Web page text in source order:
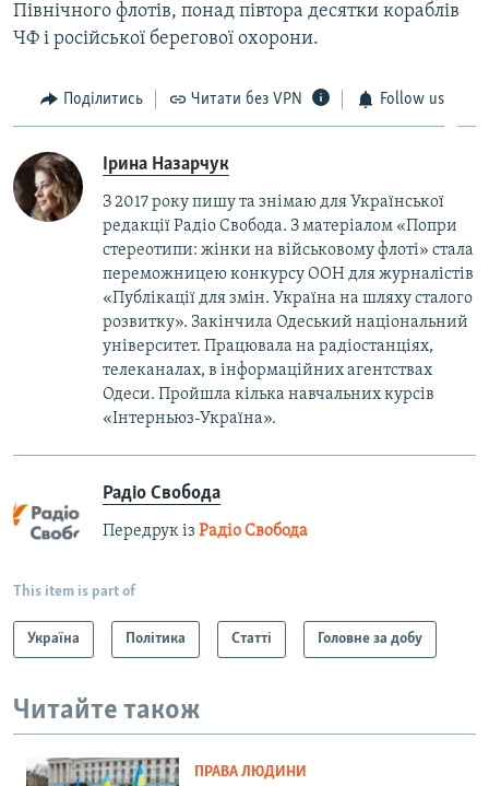
Північного флотів, понад півтора десятки кораблів
ЧФ і російської берегової охорони.
Поділитись Читати без VPN Follow us
Ірина Назарчук
З 2017 року пишу та знімаю для Української
редакції Радіо Свобода. З матеріалом «Попри
стереотипи: жінки на військовому флоті» стала
переможницею конкурсу ООН для журналістів
«Публікації для змін. Україна на шляху сталого
розвитку». Закінчила Одеський національний
університет. Працювала на радіостанціях,
телеканалах, в інформаційних агентствах
Одеси. Пройшла кілька навчальних курсів
«Інтерньюз-Україна».
Радіо Свобода
Передрук із Радіо Свобода
This item is part of
Україна Політика Статті Головне за добу
Читайте також
ПРАВА ЛЮДИНИ